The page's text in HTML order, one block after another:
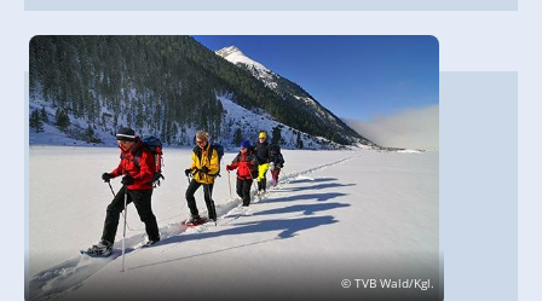
© TVB Wald/Kgl.